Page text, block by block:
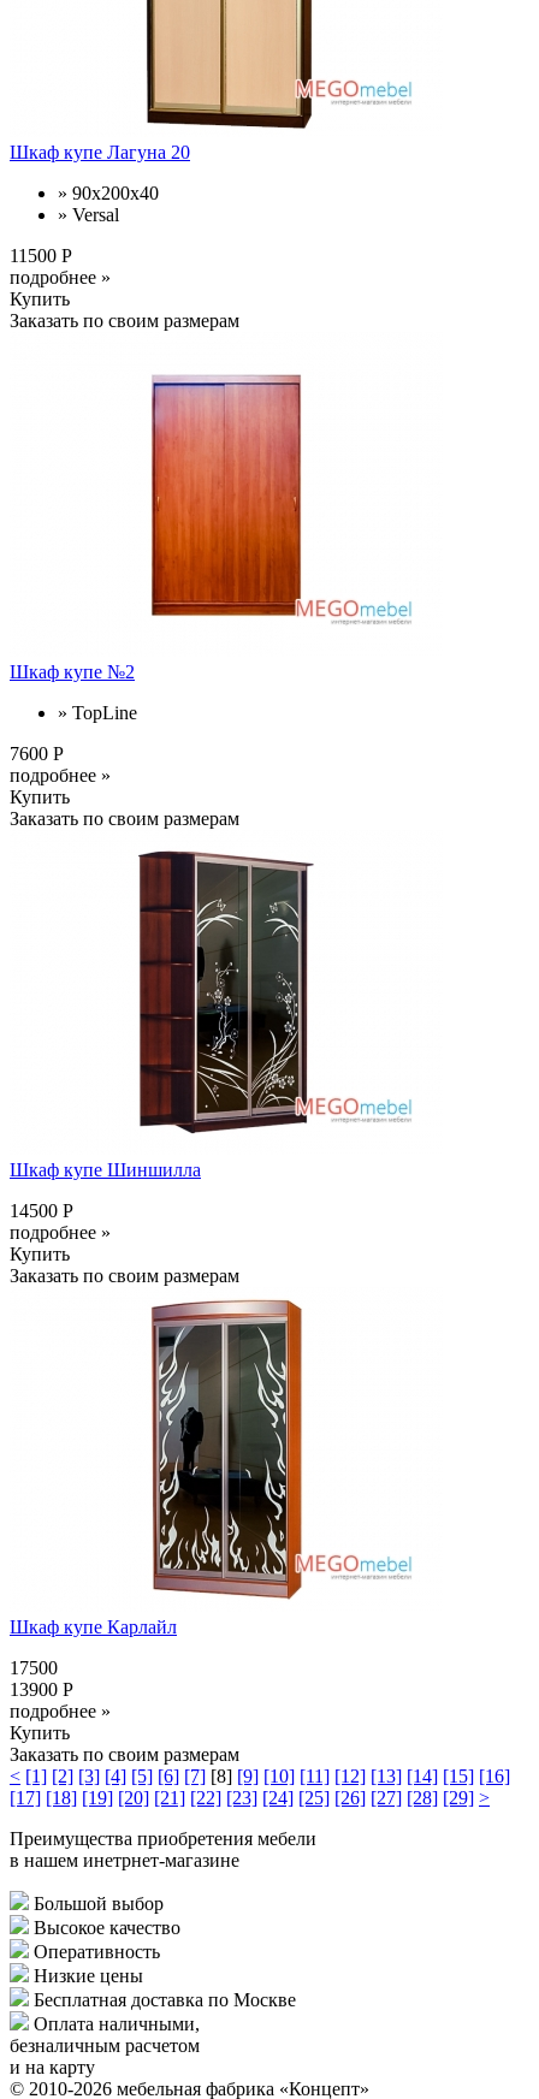
Шкаф купе Лагуна 20
» 90x200x40
» Versal
11500 Р
подробнее »
Купить
Заказать по своим размерам
Шкаф купе №2
» TopLine
7600 Р
подробнее »
Купить
Заказать по своим размерам
Шкаф купе Шиншилла
14500 Р
подробнее »
Купить
Заказать по своим размерам
Шкаф купе Карлайл
17500
13900 Р
подробнее »
Купить
Заказать по своим размерам
< [1] [2] [3] [4] [5] [6] [7] [8] [9] [10] [11] [12] [13] [14] [15] [16]
[17] [18] [19] [20] [21] [22] [23] [24] [25] [26] [27] [28] [29] >
Преимущества приобретения мебели
в нашем инетрнет-магазине
Большой выбор
Высокое качество
Оперативность
Низкие цены
Бесплатная доставка по Москве
Оплата наличными,
безналичным расчетом
и на карту
© 2010-2026 мебельная фабрика «Концепт»